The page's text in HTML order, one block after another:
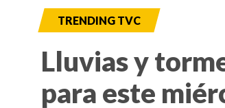
TRENDING TVC
Lluvias y
para este